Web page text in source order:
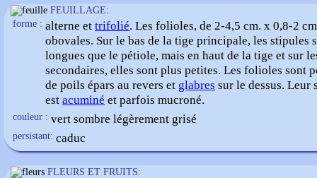
FEUILLAGE:
forme : alterne et trifolié. Les folioles, de 2-4,5 cm. x 0,8-2
obovales. Sur le bas de la tige principale, les stipules
longues que le pétiole, mais en haut de la tige et sur
secondaires, elles sont plus petites. Les folioles sont
de poils épars au revers et glabres sur le dessus. Leur
est acuminé et parfois mucroné.
couleur : vert sombre légèrement grisé
persistant: caduc
FLEURS ET FRUITS: